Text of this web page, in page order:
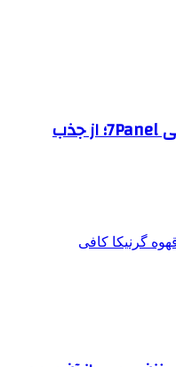
خدمات شبکه‌های اجتماعی 7Panel؛ از جذب
گرنیکا کافی